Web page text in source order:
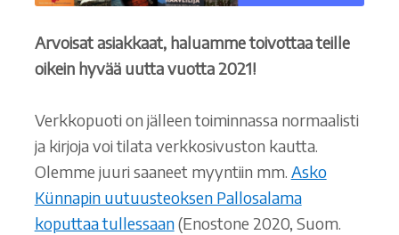
Arvoisat asiakkaat, haluamme toivottaa teille
oikein hyvää uutta vuotta 2021!
Verkkopuoti on jälleen toiminnassa normaalisti
ja kirjoja voi tilata verkkosivuston kautta.
Olemme juuri saaneet myyntiin mm. Asko
Künnapin uutuusteoksen Pallosalama
koputtaa tullessaan(Enostone 2020, Suom.